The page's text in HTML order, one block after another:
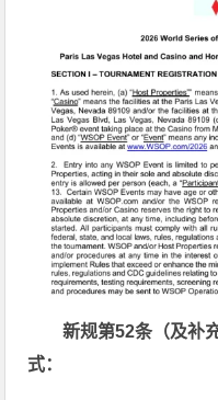
新规第52条（及补
式：